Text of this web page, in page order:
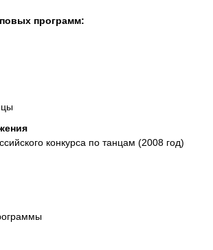
программ:
конкурса по танцам (2008 год)